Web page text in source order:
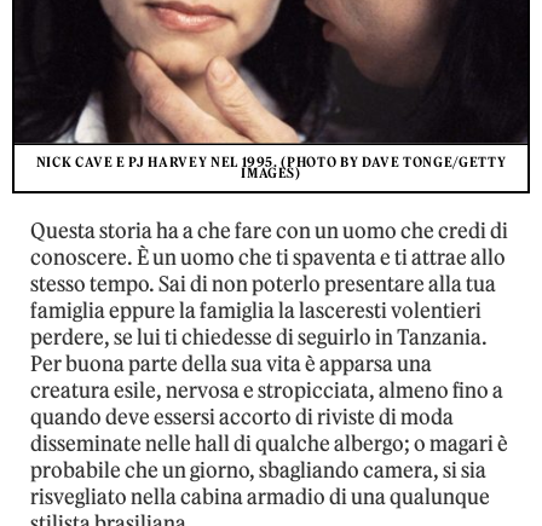
NICK CAVE E PJ HARVEY NEL 1995. (PHOTO BY DAVE TONGE/GETTY
IMAGES)
Questa storia ha a che fare con un uomo che credi di
conoscere. È un uomo che ti spaventa e ti attrae allo
stesso tempo. Sai di non poterlo presentare alla tua
famiglia eppure la famiglia la lasceresti volentieri
perdere, se lui ti chiedesse di seguirlo in Tanzania.
Per buona parte della sua vita è apparsa una
creatura esile, nervosa e stropicciata, almeno fino a
quando deve essersi accorto di riviste di moda
disseminate nelle hall di qualche albergo; o magari è
probabile che un giorno, sbagliando camera, si sia
risvegliato nella cabina armadio di una qualunque